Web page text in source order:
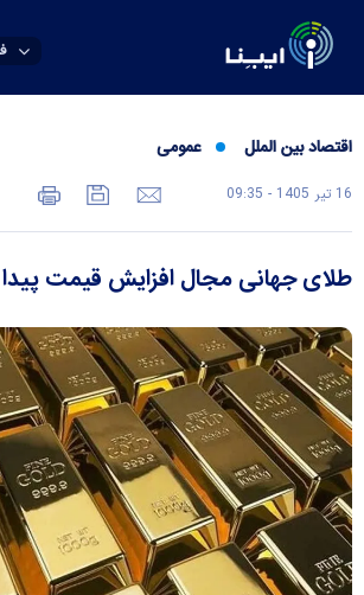
اقتصاد بین الملل عمومی
16 تير 1405 - 09:35
طلای جهانی مجال افزایش قیمت